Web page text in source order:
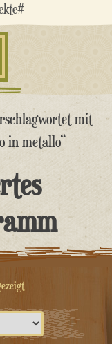
mit
in metallo“